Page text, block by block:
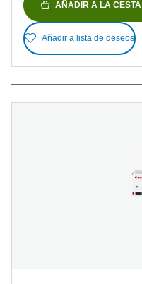
AÑADIR A LA CESTA
Añadir a lista de deseos